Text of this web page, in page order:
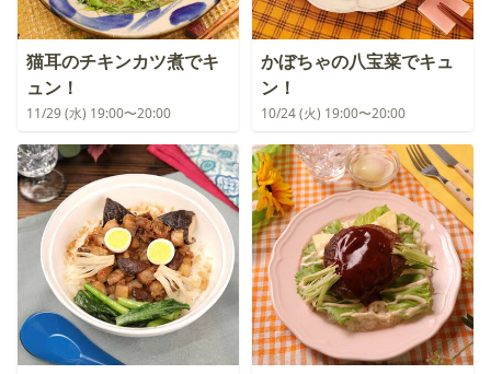
猫耳のチキンカツ煮でキ
ュン！
11/29 (水) 19:00〜20:00
かぼちゃの八宝菜でキュ
ン！
10/24 (火) 19:00〜20:00